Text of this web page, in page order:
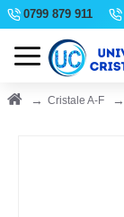
0799 879 911
Cristale A-F